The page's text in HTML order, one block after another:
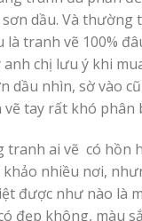
dầu. Và thường
tranh vẽ 100%
anh chị lưu ý khi
dầu nhìn, sờ vào
tay rất khó phân
ai vẽ có hồn
nhiều nơi,
được như nào là
đẹp không, màu